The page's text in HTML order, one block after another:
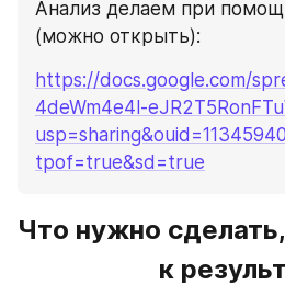
Анализ делаем при
(можно открыть):
https://docs.google.com/
4deWm4e4l-
tpof=true&sd=true
Что нужно
к